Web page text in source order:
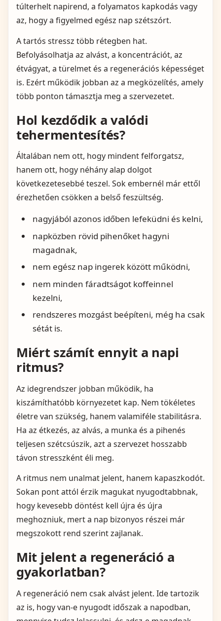
túlterhelt napirend, a folyamatos kapkodás vagy
az, hogy a figyelmed egész nap szétszórt.
A tartós stressz több rétegben hat.
Befolyásolhatja az alvást, a koncentrációt, az
étvágyat, a türelmet és a regenerációs képességet
is. Ezért működik jobban az a megközelítés, amely
több ponton támasztja meg a szervezetet.
Hol kezdődik a valódi
tehermentesítés?
Általában nem ott, hogy mindent felforgatsz,
hanem ott, hogy néhány alap dolgot
következetesebbé teszel. Sok embernél már ettől
érezhetően csökken a belső feszültség.
nagyjából azonos időben lefeküdni és kelni,
napközben rövid pihenőket hagyni
magadnak,
nem egész nap ingerek között működni,
nem minden fáradtságot koffeinnel
kezelni,
rendszeres mozgást beépíteni, még ha csak
sétát is.
Miért számít ennyit a napi
ritmus?
Az idegrendszer jobban működik, ha
kiszámíthatóbb környezetet kap. Nem tökéletes
életre van szükség, hanem valamiféle stabilitásra.
Ha az étkezés, az alvás, a munka és a pihenés
teljesen szétcsúszik, azt a szervezet hosszabb
távon stresszként éli meg.
A ritmus nem unalmat jelent, hanem kapaszkodót.
Sokan pont attól érzik magukat nyugodtabbnak,
hogy kevesebb döntést kell újra és újra
meghozniuk, mert a nap bizonyos részei már
megszokott rend szerint zajlanak.
Mit jelent a regeneráció a
gyakorlatban?
A regeneráció nem csak alvást jelent. Ide tartozik
az is, hogy van-e nyugodt időszak a napodban,